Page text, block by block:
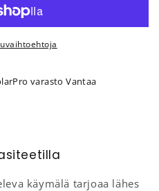
varasto Vantaa
käymälä tarjoaa lähes